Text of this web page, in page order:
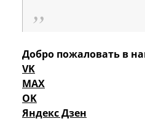
Добро пожаловать в
VK
MAX
OK
Яндекс Дзен